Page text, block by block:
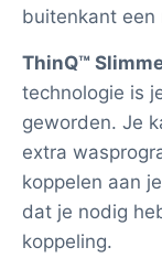
buitenkant een
ThinQ™
technologie is
geworden. Je
extra
koppelen aan
dat je nodig
koppeling.